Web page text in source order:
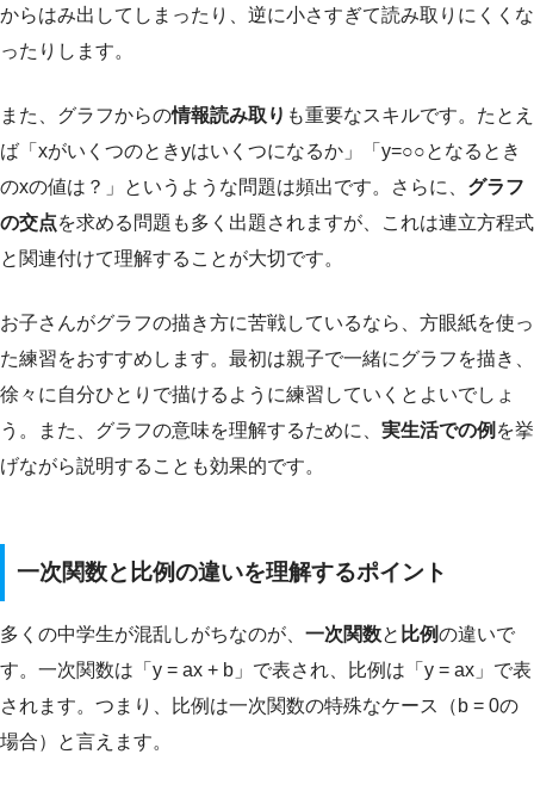
からはみ出してしまったり、逆に小さすぎて読み取りにくくな
ったりします。
また、グラフからの情報読み取り も重要なスキルです。たとえ
ば「xがいくつのときyはいくつになるか」「y=○○となるとき
のxの値は？」というような問題は頻出です。さらに、 グラフ
の交点を求める問題も多く出題されますが、これは連立方程式
と関連付けて理解することが大切です。
お子さんがグラフの描き方に苦戦しているなら、方眼紙を使っ
た練習をおすすめします。最初は親子で一緒にグラフを描き、
徐々に自分ひとりで描けるように練習していくとよいでしょ
う。また、グラフの意味を理解するために、 実生活での例 を挙
げながら説明することも効果的です。
一次関数と比例の違いを理解するポイント
多くの中学生が混乱しがちなのが、 一次関数と 比例の違いで
す。一次関数は「y = ax + b」で表され、比例は「y = ax」で表
されます。つまり、比例は一次関数の特殊なケース（b = 0の
場合）と言えます。